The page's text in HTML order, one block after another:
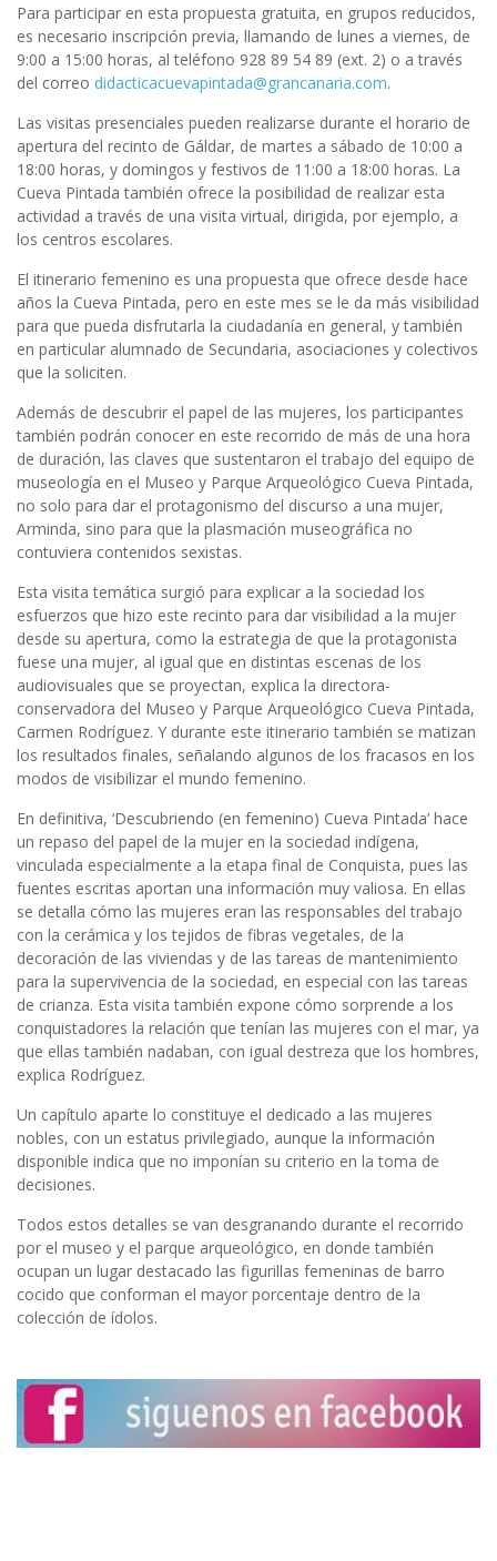
Para participar en esta propuesta gratuita, en grupos reducidos,
es necesario inscripción previa, llamando de lunes a viernes, de
9:00 a 15:00 horas, al teléfono 928 89 54 89 (ext. 2) o a través
del correo didacticacuevapintada@grancanaria.com.
Las visitas presenciales pueden realizarse durante el horario de
apertura del recinto de Gáldar, de martes a sábado de 10:00 a
18:00 horas, y domingos y festivos de 11:00 a 18:00 horas. La
Cueva Pintada también ofrece la posibilidad de realizar esta
actividad a través de una visita virtual, dirigida, por ejemplo, a
los centros escolares.
El itinerario femenino es una propuesta que ofrece desde hace
años la Cueva Pintada, pero en este mes se le da más visibilidad
para que pueda disfrutarla la ciudadanía en general, y también
en particular alumnado de Secundaria, asociaciones y colectivos
que la soliciten.
Además de descubrir el papel de las mujeres, los participantes
también podrán conocer en este recorrido de más de una hora
de duración, las claves que sustentaron el trabajo del equipo de
museología en el Museo y Parque Arqueológico Cueva Pintada,
no solo para dar el protagonismo del discurso a una mujer,
Arminda, sino para que la plasmación museográfica no
contuviera contenidos sexistas.
Esta visita temática surgió para explicar a la sociedad los
esfuerzos que hizo este recinto para dar visibilidad a la mujer
desde su apertura, como la estrategia de que la protagonista
fuese una mujer, al igual que en distintas escenas de los
audiovisuales que se proyectan, explica la directora-
conservadora del Museo y Parque Arqueológico Cueva Pintada,
Carmen Rodríguez. Y durante este itinerario también se matizan
los resultados finales, señalando algunos de los fracasos en los
modos de visibilizar el mundo femenino.
En definitiva, ‘Descubriendo (en femenino) Cueva Pintada’ hace
un repaso del papel de la mujer en la sociedad indígena,
vinculada especialmente a la etapa final de Conquista, pues las
fuentes escritas aportan una información muy valiosa. En ellas
se detalla cómo las mujeres eran las responsables del trabajo
con la cerámica y los tejidos de fibras vegetales, de la
decoración de las viviendas y de las tareas de mantenimiento
para la supervivencia de la sociedad, en especial con las tareas
de crianza. Esta visita también expone cómo sorprende a los
conquistadores la relación que tenían las mujeres con el mar, ya
que ellas también nadaban, con igual destreza que los hombres,
explica Rodríguez.
Un capítulo aparte lo constituye el dedicado a las mujeres
nobles, con un estatus privilegiado, aunque la información
disponible indica que no imponían su criterio en la toma de
decisiones.
Todos estos detalles se van desgranando durante el recorrido
por el museo y el parque arqueológico, en donde también
ocupan un lugar destacado las figurillas femeninas de barro
cocido que conforman el mayor porcentaje dentro de la
colección de ídolos.